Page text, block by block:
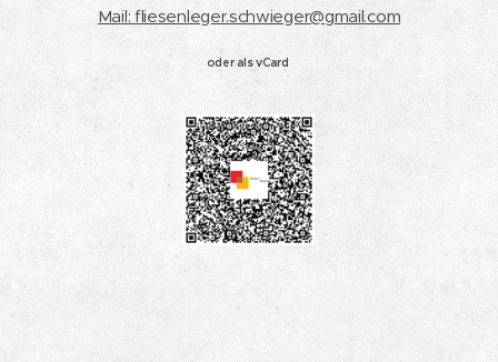
Mail: fliesenleger.schwieger@gmail.com
oder als vCard